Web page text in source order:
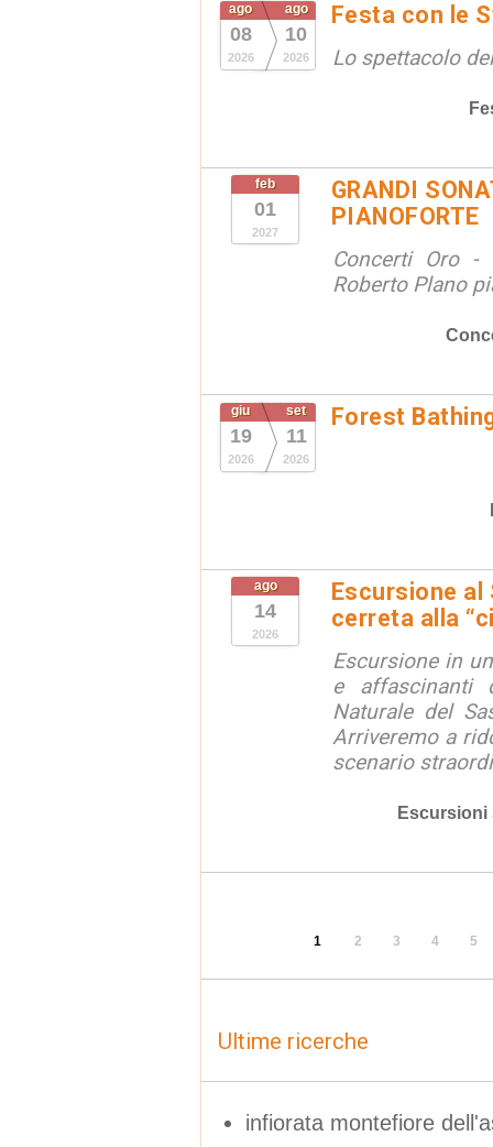
ago
08
2026
ago
10
2026
Festa con le
Lo spettacolo
feb
01
2027
GRANDI
PIANOFORTE
Concerti Oro -
Roberto Plano
giu
19
2026
set
11
2026
Forest
ago
14
2026
Escursione al
cerreta alla
Escursione in
e affascinanti
Naturale del
Arriveremo a
scenario
Escursioni
1 2 3 4 5
Ultime ricerche
infiorata montefiore